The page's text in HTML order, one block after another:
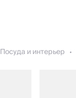
Посуда и интерьер